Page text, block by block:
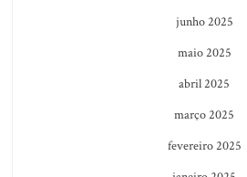
junho 2025
maio 2025
abril 2025
março 2025
fevereiro 2025